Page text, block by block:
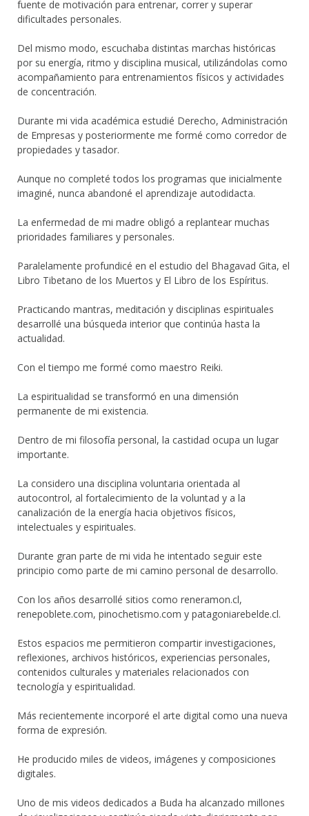
fuente de motivación para entrenar, correr y superar
dificultades personales.
Del mismo modo, escuchaba distintas marchas históricas
por su energía, ritmo y disciplina musical, utilizándolas como
acompañamiento para entrenamientos físicos y actividades
de concentración.
Durante mi vida académica estudié Derecho, Administración
de Empresas y posteriormente me formé como corredor de
propiedades y tasador.
Aunque no completé todos los programas que inicialmente
imaginé, nunca abandoné el aprendizaje autodidacta.
La enfermedad de mi madre obligó a replantear muchas
prioridades familiares y personales.
Paralelamente profundicé en el estudio del Bhagavad Gita, el
Libro Tibetano de los Muertos y El Libro de los Espíritus.
Practicando mantras, meditación y disciplinas espirituales
desarrollé una búsqueda interior que continúa hasta la
actualidad.
Con el tiempo me formé como maestro Reiki.
La espiritualidad se transformó en una dimensión
permanente de mi existencia.
Dentro de mi filosofía personal, la castidad ocupa un lugar
importante.
La considero una disciplina voluntaria orientada al
autocontrol, al fortalecimiento de la voluntad y a la
canalización de la energía hacia objetivos físicos,
intelectuales y espirituales.
Durante gran parte de mi vida he intentado seguir este
principio como parte de mi camino personal de desarrollo.
Con los años desarrollé sitios como reneramon.cl,
renepoblete.com, pinochetismo.com y patagoniarebelde.cl.
Estos espacios me permitieron compartir investigaciones,
reflexiones, archivos históricos, experiencias personales,
contenidos culturales y materiales relacionados con
tecnología y espiritualidad.
Más recientemente incorporé el arte digital como una nueva
forma de expresión.
He producido miles de videos, imágenes y composiciones
digitales.
Uno de mis videos dedicados a Buda ha alcanzado millones